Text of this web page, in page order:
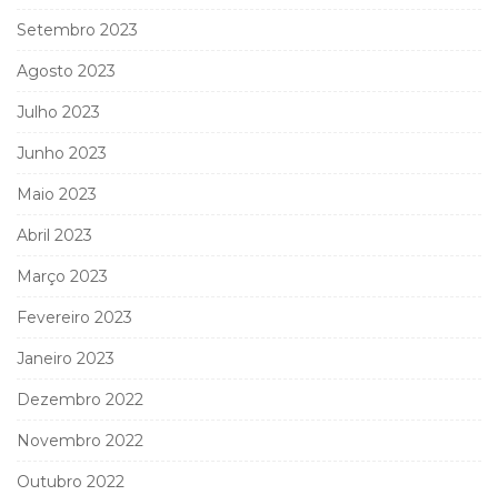
Setembro 2023
Agosto 2023
Julho 2023
Junho 2023
Maio 2023
Abril 2023
Março 2023
Fevereiro 2023
Janeiro 2023
Dezembro 2022
Novembro 2022
Outubro 2022